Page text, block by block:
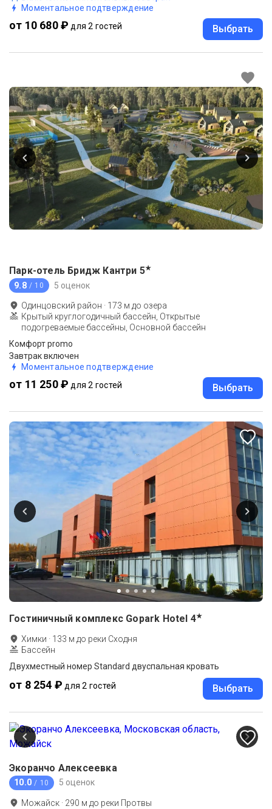
Моментальное подтверждение
от 10 680 ₽ для 2 гостей Выбрать
Парк-отель Бридж Кантри 5★
9.8 / 10 5 оценок
Одинцовский район · 173 м до озера
Крытый круглогодичный бассейн, Открытые
подогреваемые бассейны, Основной бассейн
Комфорт promo
Завтрак включен
Моментальное подтверждение
от 11 250 ₽ для 2 гостей Выбрать
Гостиничный комплекс Gopark Hotel 4★
Химки · 133 м до реки Сходня
Бассейн
Двухместный номер Standard двуспальная кровать
от 8 254 ₽ для 2 гостей Выбрать
Экоранчо Алексеевка
10.0 / 10 5 оценок
Можайск · 290 м до реки Протвы